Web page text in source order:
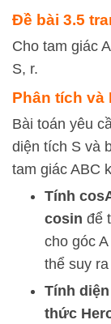
Đề bài 3.5
Cho tam giác
S, r.
Phân tích và
Bài toán yêu
diện tích S và
tam giác ABC
Tính cos
cosin để
cho góc A
thể suy
Tính
thức